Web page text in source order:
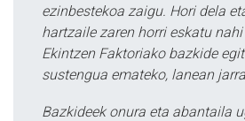
ezinbestekoa zaigu. Hori dela
hartzaile zaren horri eskatu
Ekintzen Faktoriako bazkide
sustengua emateko, lanean
Bazkideek onura eta abantaila